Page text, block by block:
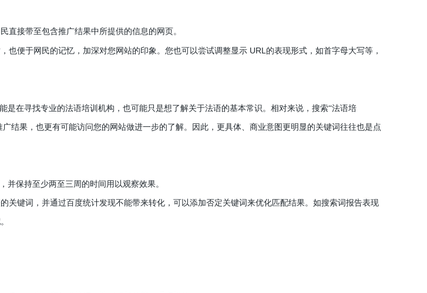
直接带至包含推广结果中所提供的信息的网页。
也便于网民的记忆，加深对您网站的印象。您也可以尝试调整显示 URL的表现形式，如首字母大写等，
在寻找专业的法语培训机构，也可能只是想了解关于法语的基本常识。相对来说，搜索“法语培
结果，也更有可能访问您的网站做进一步的了解。因此，更具体、商业意图更明显的关键词往往也是点
保持至少两至三周的时间用以观察效果。
键词，并通过百度统计发现不能带来转化，可以添加否定关键词来优化匹配结果。如搜索词报告表现